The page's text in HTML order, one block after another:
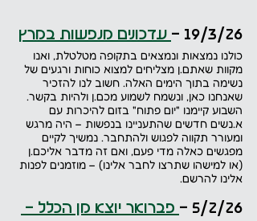
19/3/26 - עדכונים מנפשות במרץ
כולנו נמצאות ונמצאים בתקופה מטלטלת, ואנו
מקוות שאתם.ן מצליחים למצוא כוחות ורגעים של
נשימה בתוך הימים האלה. חשוב לנו להזכיר
שאנחנו כאן, ונשמח לשמוע מכם.ן ולהיות בקשר.
השבוע קיימנו "יום פתוח" בזום להיכרות עם
א.נשים חדשים שהתעניינו בנפשות – היה מרגש
ומעורר תקווה לפגוש ולהתחבר. נמשיך לקיים
מפגשים כאלה מדי פעם, ואם זה מדבר אליכם.ן
(או למישהו שתרצו לחבר אלינו) – מוזמנים לפנות
אלינו להרשם.
5/2/26 -
פברואר יוצא מן הכלל -